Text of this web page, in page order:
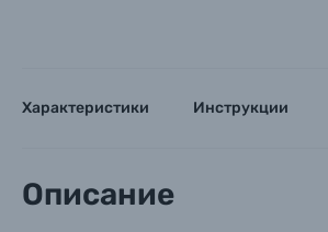
Объективы для
Характеристики Инструкции
Описание